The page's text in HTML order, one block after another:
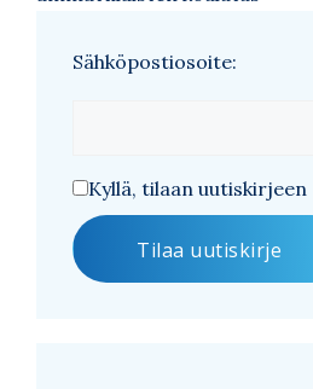
Sähköpostiosoite:
Kyllä, tilaan uutiskirjeen